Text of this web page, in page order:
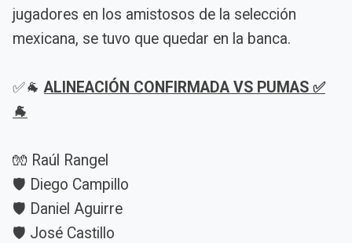
jugadores en los amistosos de la selección
mexicana, se tuvo que quedar en la banca.
✅🐐ALINEACIÓN CONFIRMADA VS PUMAS ✅
🐐
🧤 Raúl Rangel
🛡️ Diego Campillo
🛡️ Daniel Aguirre
🛡️ José Castillo